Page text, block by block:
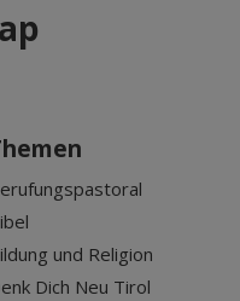
und Religion
Dich Neu Tirol